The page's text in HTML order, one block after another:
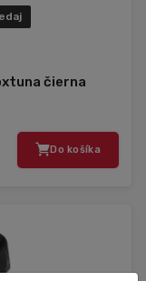
čierna
Do košíka